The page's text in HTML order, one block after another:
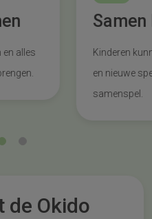
te nemen
materialen en alles
of rondbrengen.
de Okido